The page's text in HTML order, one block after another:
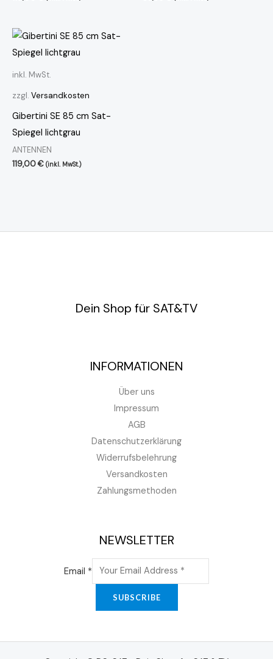
inkl. MwSt.
zzgl. Versandkosten
Gibertini SE 85 cm Sat-
Spiegel lichtgrau
ANTENNEN
119,00€ (inkl. MwSt.)
Dein Shop für SAT&TV
INFORMATIONEN
Über uns
Impressum
AGB
Datenschutzerklärung
Widerrufsbelehrung
Versandkosten
Zahlungsmethoden
NEWSLETTER
Email *
SUBSCRIBE